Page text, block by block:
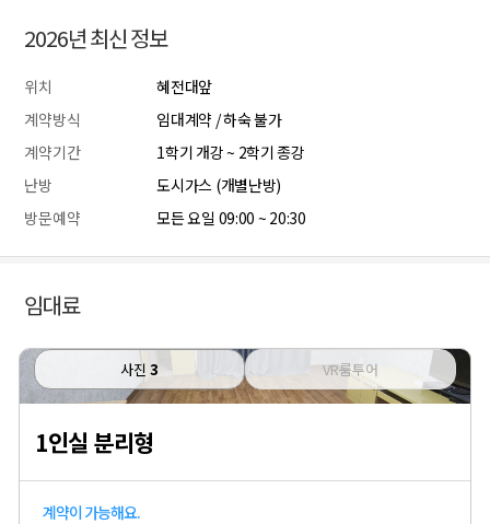
2026년 최신 정보
위치
혜전대앞
계약방식
임대계약 / 하숙 불가
계약기간
1학기 개강 ~ 2학기 종강
난방
도시가스 (개별난방)
방문예약
모든 요일 09:00 ~ 20:30
임대료
사진 3 VR룸투어
1인실 분리형
계약이 가능해요.